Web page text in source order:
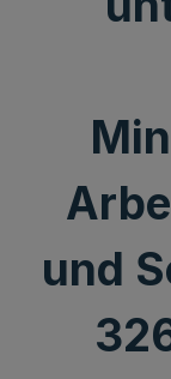
und